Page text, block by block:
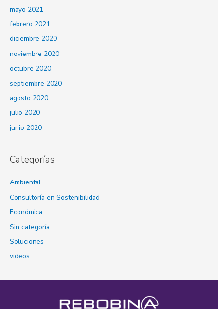
mayo 2021
febrero 2021
diciembre 2020
noviembre 2020
octubre 2020
septiembre 2020
agosto 2020
julio 2020
junio 2020
Categorías
Ambiental
Consultoría en Sostenibilidad
Económica
Sin categoría
Soluciones
videos